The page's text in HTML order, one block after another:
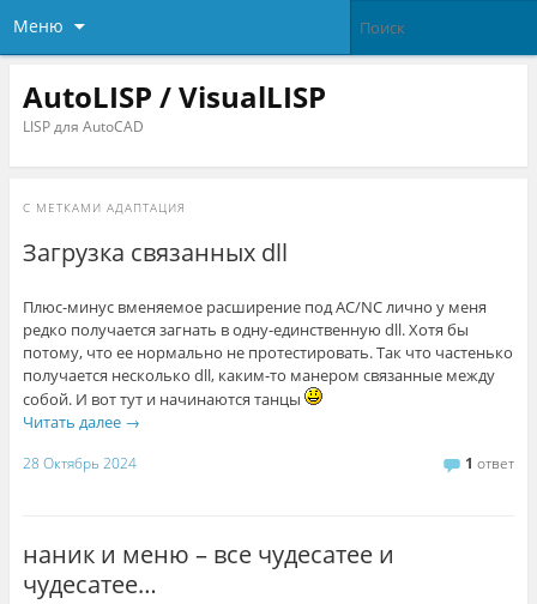
Меню
AutoLISP / VisualLISP
LISP для AutoCAD
С МЕТКАМИ АДАПТАЦИЯ
Загрузка связанных dll
Плюс-минус вменяемое расширение под AC/NC лично у меня
редко получается загнать в одну-единственную dll. Хотя бы
потому, что ее нормально не протестировать. Так что частенько
получается несколько dll, каким-то манером связанные между
собой. И вот тут и начинаются танцы
Читать далее →
28 Октябрь 2024 1 ответ
наник и меню – все чудесатее и
чудесатее…